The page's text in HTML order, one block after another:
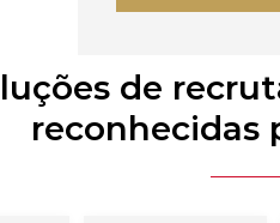
de
reconhecidas